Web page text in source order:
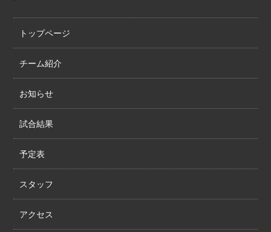
トップページ
チーム紹介
お知らせ
試合結果
予定表
スタッフ
アクセス